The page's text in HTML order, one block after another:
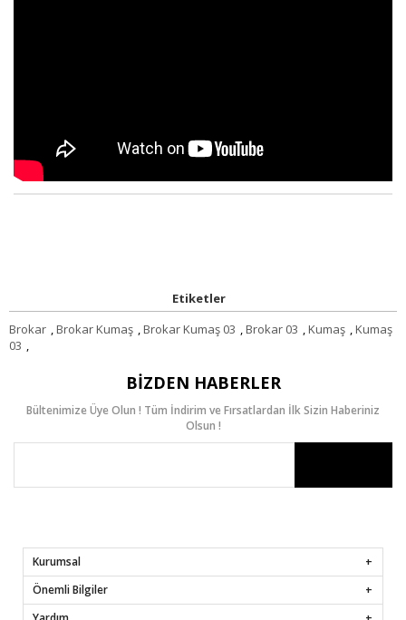
Etiketler
Brokar ,Brokar Kumaş ,Brokar Kumaş 03 ,Brokar 03 ,Kumaş ,Kumaş
03 ,
BIZDEN HABERLER
Bültenimize Üye Olun ! Tüm İndirim ve Fırsatlardan İlk Sizin Haberiniz
Olsun !
Kurumsal
Önemli Bilgiler